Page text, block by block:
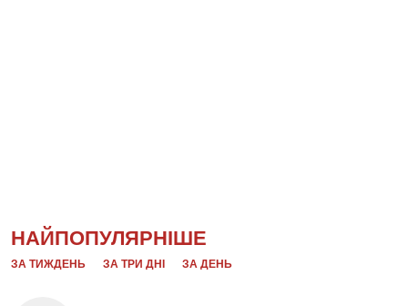
НАЙПОПУЛЯРНІШЕ
ЗА ТИЖДЕНЬ ЗА ТРИ ДНІ ЗА ДЕНЬ